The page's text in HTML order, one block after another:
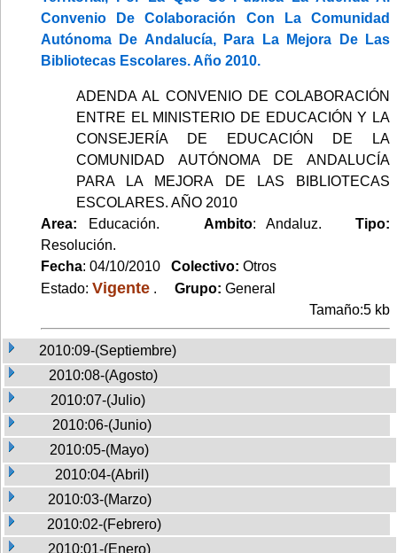
Convenio De Colaboración Con La Comunidad
Autónoma De Andalucía, Para La Mejora De Las
Bibliotecas Escolares. Año 2010.
ADENDA AL CONVENIO DE COLABORACIÓN
ENTRE EL MINISTERIO DE EDUCACIÓN Y LA
CONSEJERÍA DE EDUCACIÓN DE LA
COMUNIDAD AUTÓNOMA DE ANDALUCÍA
PARA LA MEJORA DE LAS BIBLIOTECAS
ESCOLARES. AÑO 2010
Area: Educación. Ambito: Andaluz.Tipo:
Resolución.
Fecha: 04/10/2010 Colectivo: Otros
Estado: Vigente . Grupo: General
Tamaño:5 kb
2010:09-(Septiembre)
2010:08-(Agosto)
2010:07-(Julio)
2010:06-(Junio)
2010:05-(Mayo)
2010:04-(Abril)
2010:03-(Marzo)
2010:02-(Febrero)
2010:01-(Enero)